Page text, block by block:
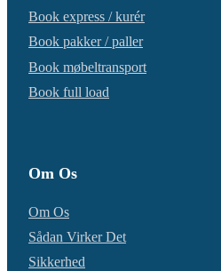
Book express / kurér
Book pakker / paller
Book møbeltransport
Book full load
Om Os
Om Os
Sådan Virker Det
Sikkerhed